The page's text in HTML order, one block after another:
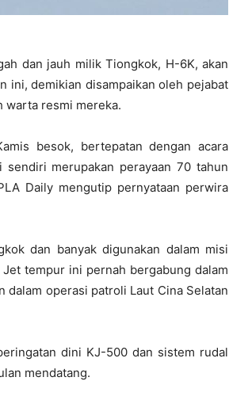
dan jauh milik Tiongkok, H-6K, akan
ini, demikian disampaikan oleh pejabat
warta resmi mereka.
besok, bertepatan dengan acara
merupakan perayaan 70 tahun
Daily mengutip pernyataan perwira
dan banyak digunakan dalam misi
tempur ini pernah bergabung dalam
dalam operasi patroli Laut Cina Selatan
dini KJ-500 dan sistem rudal
mendatang.